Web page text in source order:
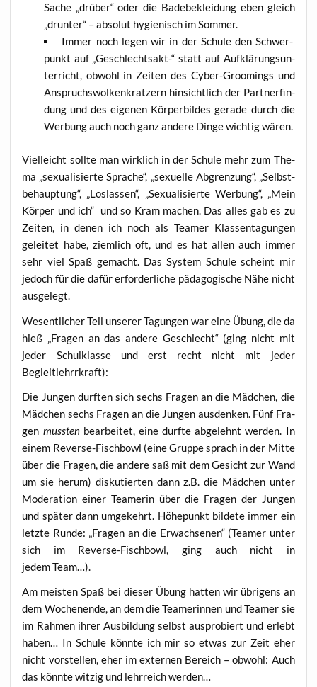
Sache „drü­ber“ oder die Bade­be­klei­dung eben gleich
„drun­ter“ – abso­lut hygie­nisch im Sommer.
Immer noch legen wir in der Schu­le den Schwer­
punkt auf „Geschlechts­akt-“ statt auf Auf­klä­rungs­un­
ter­richt, obwohl in Zei­ten des Cyber-Groo­mings und
Anspruchs­wol­ken­krat­zern hin­sicht­lich der Partn­er­fin­
dung und des eige­nen Kör­per­bil­des gera­de durch die
Wer­bung auch noch ganz ande­re Din­ge wich­tig wären.
Viel­leicht soll­te man wirk­lich in der Schu­le mehr zum The­
ma „sexua­li­sier­te Spra­che“, „sexu­el­le Abgren­zung“, „Selbst­
be­haup­tung“, „Los­las­sen“, „Sexua­li­sier­te Wer­bung“, „Mein
Kör­per und ich“ und so Kram machen. Das alles gab es zu
Zei­ten, in denen ich noch als Team­er Klas­sen­ta­gun­gen
gelei­tet habe, ziem­lich oft, und es hat allen auch immer
sehr viel Spaß gemacht. Das Sys­tem Schu­le scheint mir
jedoch für die dafür erfor­der­li­che päd­ago­gi­sche Nähe nicht
ausgelegt.
Wesent­li­cher Teil unse­rer Tagun­gen war eine Übung, die da
hieß „Fra­gen an das ande­re Geschlecht“ (ging nicht mit
jeder Schul­klas­se und erst recht nicht mit jeder
Begleitlehrrkraft):
Die Jun­gen durf­ten sich sechs Fra­gen an die Mäd­chen, die
Mäd­chen sechs Fra­gen an die Jun­gen aus­den­ken. Fünf Fra­
gen muss­tenbear­bei­tet, eine durf­te abge­lehnt wer­den. In
einem Rever­se-Fisch­bowl (eine Grup­pe sprach in der Mit­te
über die Fra­gen, die ande­re saß mit dem Gesicht zur Wand
um sie her­um) dis­ku­tier­ten dann z.B. die Mäd­chen unter
Mode­ra­ti­on einer Teame­rin über die Fra­gen der Jun­gen
und spä­ter dann umge­kehrt. Höhe­punkt bil­de­te immer ein
letz­te Run­de: „Fra­gen an die Erwach­se­nen“ (Team­er unter
sich im Rever­se-Fisch­bowl, ging auch nicht in
jedem Team…).
Am meis­ten Spaß bei die­ser Übung hat­ten wir übri­gens an
dem Wochen­en­de, an dem die Teame­rin­nen und Team­er sie
im Rah­men ihrer Aus­bil­dung selbst aus­pro­biert und erlebt
haben… In Schu­le könn­te ich mir so etwas zur Zeit eher
nicht vor­stel­len, eher im exter­nen Bereich – obwohl: Auch
das könn­te wit­zig und lehr­reich werden…